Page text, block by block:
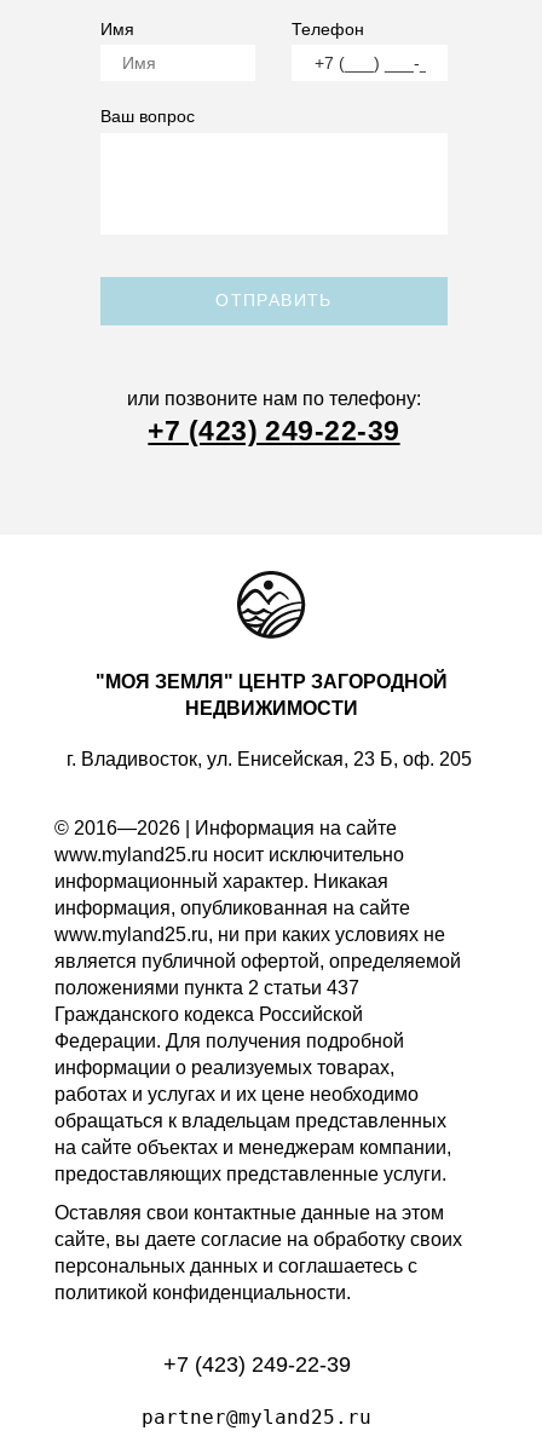
Имя Телефон
Ваш вопрос
ОТПРАВИТЬ
или позвоните нам по телефону:
+7 (423) 249-22-39
"МОЯ ЗЕМЛЯ" ЦЕНТР ЗАГОРОДНОЙ
НЕДВИЖИМОСТИ
г. Владивосток, ул. Енисейская, 23 Б, оф. 205
© 2016—2026 | Информация на сайте
www.myland25.ru носит исключительно
информационный характер. Никакая
информация, опубликованная на сайте
www.myland25.ru, ни при каких условиях не
является публичной офертой, определяемой
положениями пункта 2 статьи 437
Гражданского кодекса Российской
Федерации. Для получения подробной
информации о реализуемых товарах,
работах и услугах и их цене необходимо
обращаться к владельцам представленных
на сайте объектах и менеджерам компании,
предоставляющих представленные услуги.
Оставляя свои контактные данные на этом
сайте, вы даете согласие на обработку своих
персональных данных и соглашаетесь с
политикой конфиденциальности.
+7 (423) 249-22-39
partner@myland25.ru